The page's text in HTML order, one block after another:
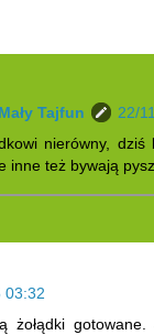
Tajfun
22/
nierówny,
inne też bywają
03:32
żołądki